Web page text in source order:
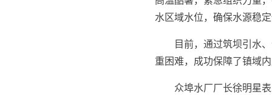
水区域水位，确保水源稳
目前，通过筑坝引水
重困难，成功保障了镇域
众埠水厂厂长徐明星